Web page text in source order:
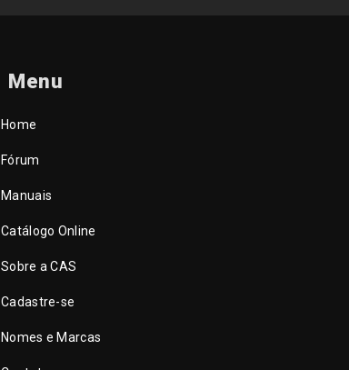
Menu
Home
Fórum
Manuais
Catálogo Online
Sobre a CAS
Cadastre-se
Nomes e Marcas